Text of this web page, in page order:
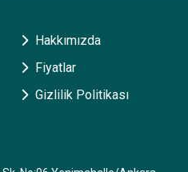
Hakkımızda
Fiyatlar
Gizlilik Politikası